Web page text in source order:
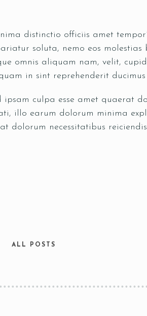
distinctio officiis amet
soluta, nemo eos
omnis aliquam nam, velit,
in sint reprehenderit
culpa esse amet quaerat
illo earum dolorum minima
dolorum necessitatibus
ALL POSTS